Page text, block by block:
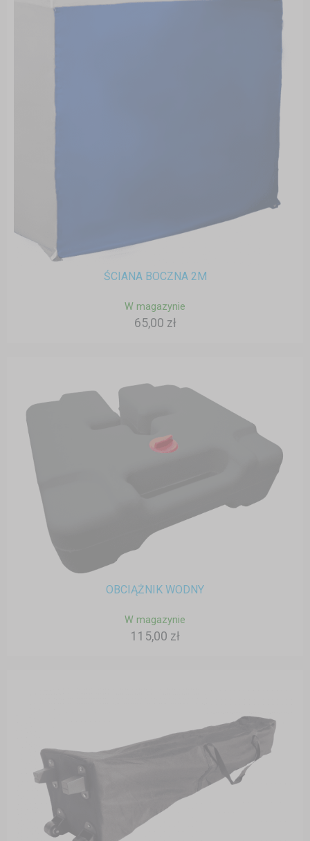
ŚCIANA BOCZNA 2M
W magazynie
65,00 zł
OBCIĄŻNIK WODNY
W magazynie
115,00 zł